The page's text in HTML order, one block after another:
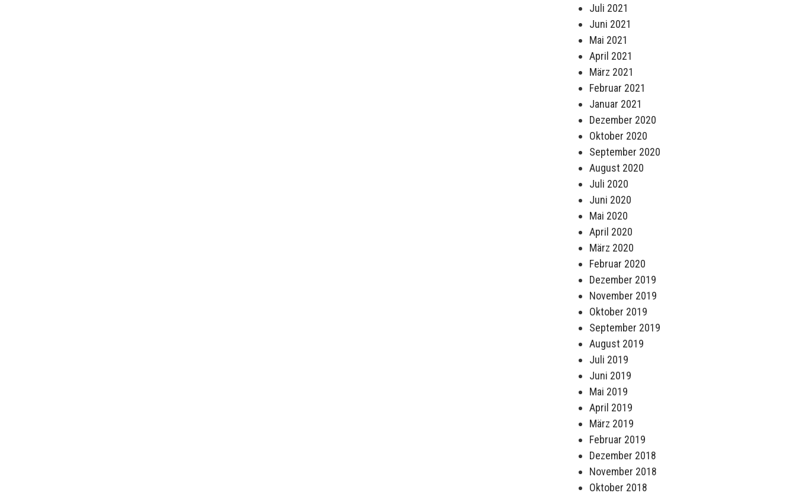
Juli 2021
Juni 2021
Mai 2021
April 2021
März 2021
Februar 2021
Januar 2021
Dezember 2020
Oktober 2020
September 2020
August 2020
Juli 2020
Juni 2020
Mai 2020
April 2020
März 2020
Februar 2020
Dezember 2019
November 2019
Oktober 2019
September 2019
August 2019
Juli 2019
Juni 2019
Mai 2019
April 2019
März 2019
Februar 2019
Dezember 2018
November 2018
Oktober 2018